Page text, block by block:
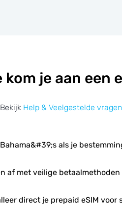
kom je aan een
Bekijk Help & Veelgestelde vragen
als je
af met veilige betaalmethoden
direct je prepaid eSIM